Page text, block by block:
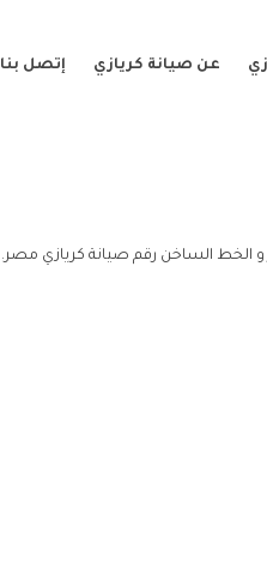
عن صيانة كريازي إتصل بنا
الخط الساخن رقم صيانة كريازي مصر.